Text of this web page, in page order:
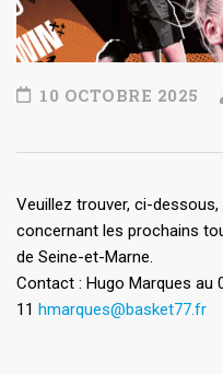
10 OCTOBRE 2025
Veuillez trouver, ci-
concernant les prochains
de Seine-et-Marne.
Contact : Hugo Marques au
11 hmarques@basket77.fr